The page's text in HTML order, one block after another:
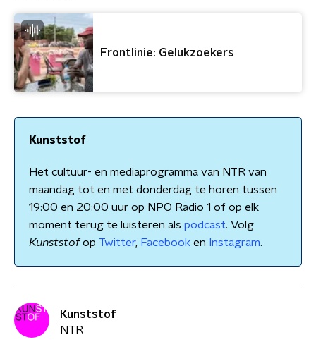
Frontlinie: Gelukzoekers
Kunststof
Het cultuur- en mediaprogramma van NTR van
maandag tot en met donderdag te horen tussen
19:00 en 20:00 uur op NPO Radio 1 of op elk
moment terug te luisteren als podcast. Volg
Kunststofop Twitter, Facebook en Instagram.
Kunststof
NTR